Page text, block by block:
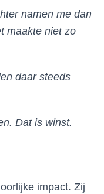
namen me dan
maakte niet zo
daar steeds
Dat is winst.
impact. Zij